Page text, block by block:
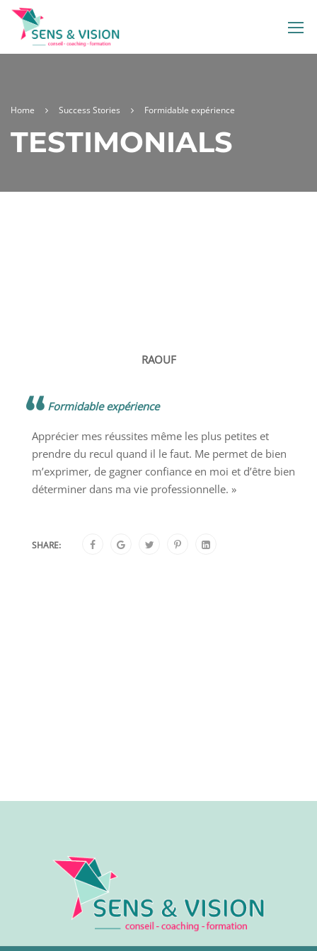
Home Success Stories Formidable expérience
TESTIMONIALS
RAOUF
Formidable expérience
Apprécier mes réussites même les plus petites et
prendre du recul quand il le faut. Me permet de bien
m’exprimer, de gagner confiance en moi et d’être bien
déterminer dans ma vie professionnelle. »
SHARE: